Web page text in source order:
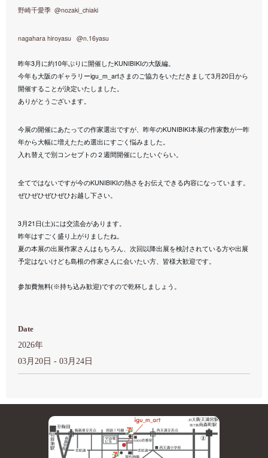
野崎千愛季 @nozaki_chiaki
nagahara hiroyasu @n.16yasu
昨年3月に約10年ぶりに開催したKUNIBIKIの大阪編。
今年も大阪のギャラリーigu_m_artさまのご協力をいただきまして3月 20日から
開催することが決定いたしました。
ありがとうございます。
今展の開催にあたっての作家選出ですが、昨年のKUNIBIKI本展の作家数が一昨
年から大幅に増えたため選出にすごく悩みました。
入れ替えで別コンセプトの２週間開催にしたいぐらい。
全てではないですが今のKUNIBIKIの熱さをお伝えできる内容になっています。
ぜひぜひぜひぜひお越し下さい。
3月 21 日(土)には交流会があります。
昨年はすごく盛り上がりましたね。
夏の本展の出展作家さんはもちろん、次回以降出展を検討されている方や出展
予定はないけども島根の作家さんに会いたい方、皆様大歓迎です。
参加費無料(※持ち込み歓迎)ですので乾杯しましょう。
Date
2026年
03月20日 - 03月24日